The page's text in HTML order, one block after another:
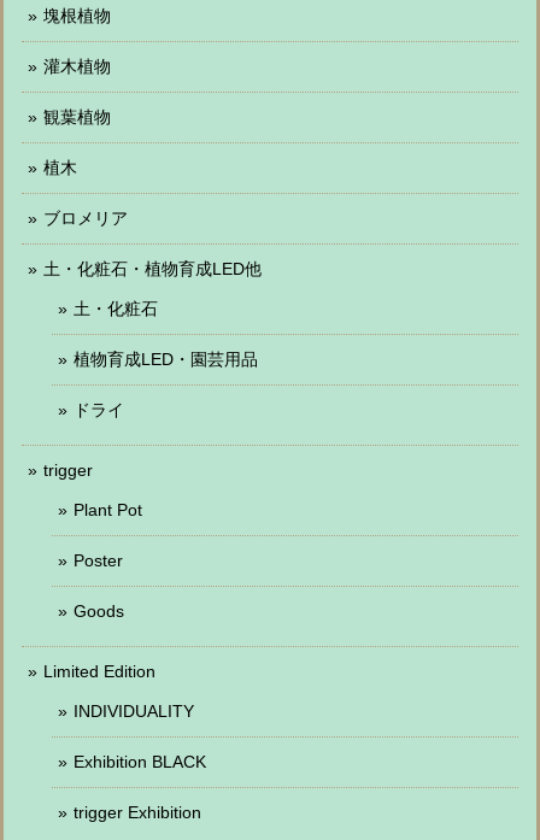
塊根植物
灌木植物
観葉植物
植木
ブロメリア
土・化粧石・植物育成LED他
土・化粧石
植物育成LED・園芸用品
ドライ
trigger
Plant Pot
Poster
Goods
Limited Edition
INDIVIDUALITY
Exhibition BLACK
trigger Exhibition